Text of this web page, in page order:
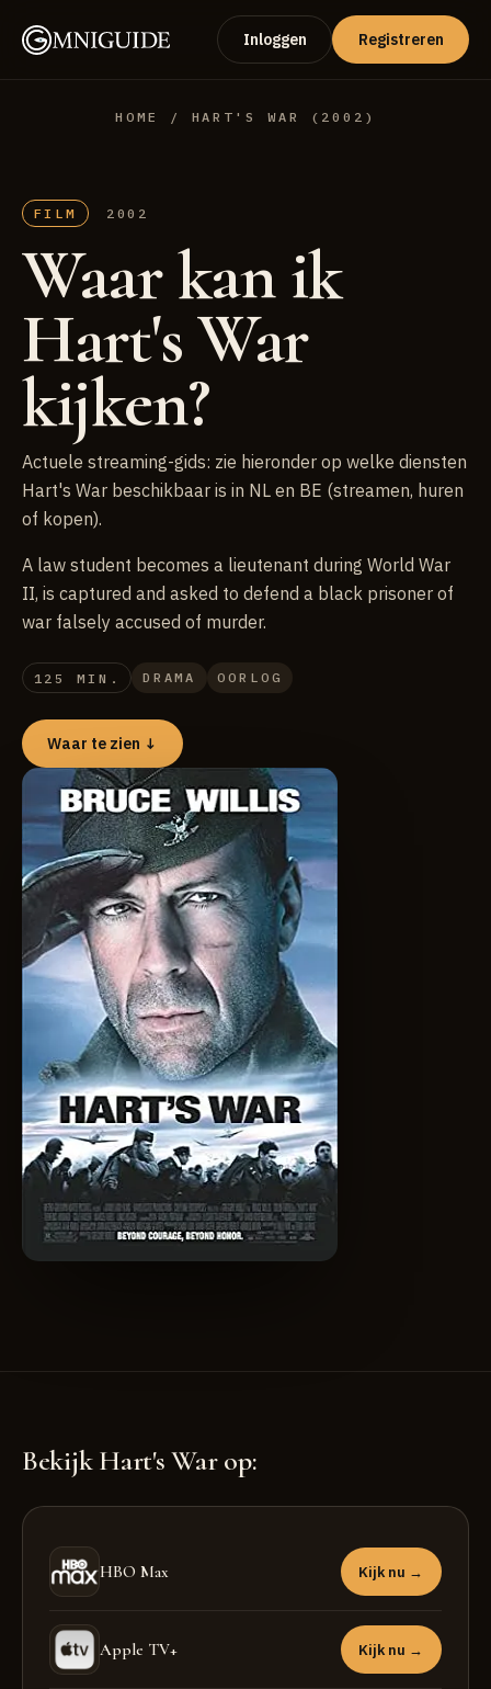
Inloggen Registreren
HOME / HART'S WAR (2002)
FILM 2002
Waar kan ik
Hart's War
kijken?
Actuele streaming-gids: zie hieronder op welke diensten
Hart's War beschikbaar is in NL en BE (streamen, huren
of kopen).
A law student becomes a lieutenant during World War
II, is captured and asked to defend a black prisoner of
war falsely accused of murder.
125 MIN. DRAMA OORLOG
Waar te zien ↓
Bekijk Hart's War op:
HBO Max Kijk nu →
Apple TV+ Kijk nu →